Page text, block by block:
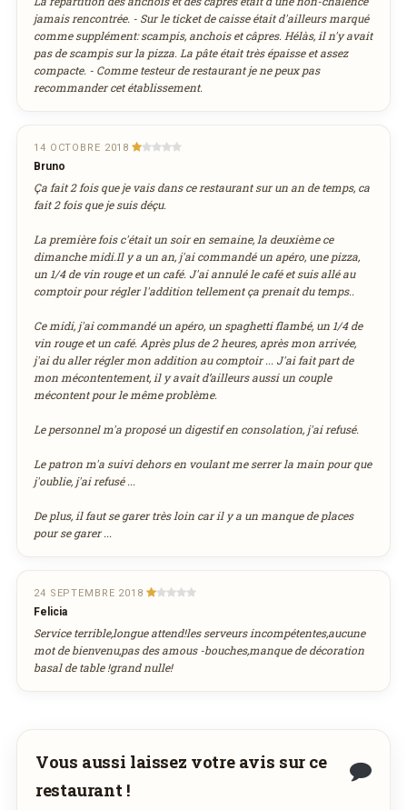
DÉCOUVRIR LA LIVRAISON
SUR WEDELY.COM
DES MILLIERS DE PLATS LIVRÉS AU LUXEMBOURG
jamais rencontrée. - Sur le ticket de caisse était d'ailleurs marqué
comme supplément: scampis, anchois et câpres. Hélàs, il n'y avait
pas de scampis sur la pizza. La pâte était très épaisse et assez
compacte. - Comme testeur de restaurant je ne peux pas
recommander cet établissement.
14 OCTOBRE 2018
Bruno
Ça fait 2 fois que je vais dans ce restaurant sur un an de temps, ca
fait 2 fois que je suis déçu.
La première fois c'était un soir en semaine, la deuxième ce
dimanche midi.Il y a un an, j'ai commandé un apéro, une pizza,
un 1/4 de vin rouge et un café. J'ai annulé le café et suis allé au
comptoir pour régler l'addition tellement ça prenait du temps..
Ce midi, j'ai commandé un apéro, un spaghetti flambé, un 1/4 de
vin rouge et un café. Après plus de 2 heures, après mon arrivée,
j'ai du aller régler mon addition au comptoir ... J'ai fait part de
mon mécontentement, il y avait d’ailleurs aussi un couple
mécontent pour le même problème.
Le personnel m'a proposé un digestif en consolation, j'ai refusé.
Le patron m'a suivi dehors en voulant me serrer la main pour que
j'oublie, j'ai refusé ...
De plus, il faut se garer très loin car il y a un manque de places
pour se garer ...
24 SEPTEMBRE 2018
Felicia
Service terrible,longue attend!les serveurs incompétentes,aucune
mot de bienvenu,pas des amous -bouches,manque de décoration
basal de table !grand nulle!
Vous aussi laissez votre avis sur ce
restaurant !